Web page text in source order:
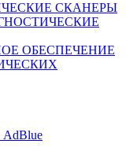
СКАНЕРЫ
ОБЕСПЕЧЕНИЕ